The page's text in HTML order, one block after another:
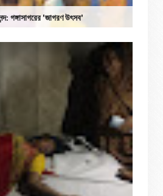
গঙ্গাসাগরের 'জাগরণ উৎসব'